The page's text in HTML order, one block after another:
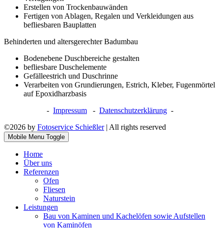
Erstellen von Trockenbauwänden
Fertigen von Ablagen, Regalen und Verkleidungen aus
befliesbaren Bauplatten
Behinderten und altersgerechter Badumbau
Bodenebene Duschbereiche gestalten
befliesbare Duschelemente
Gefälleestrich und Duschrinne
Verarbeiten von Grundierungen, Estrich, Kleber, Fugenmörtel
auf Epoxidharzbasis
- Impressum - Datenschutzerklärung -
©2026 by Fotoservice Schießler| All rights reserved
Mobile Menu Toggle
Home
Über uns
Referenzen
Ofen
Fliesen
Naturstein
Leistungen
Bau von Kaminen und Kachelöfen sowie Aufstellen
von Kaminöfen